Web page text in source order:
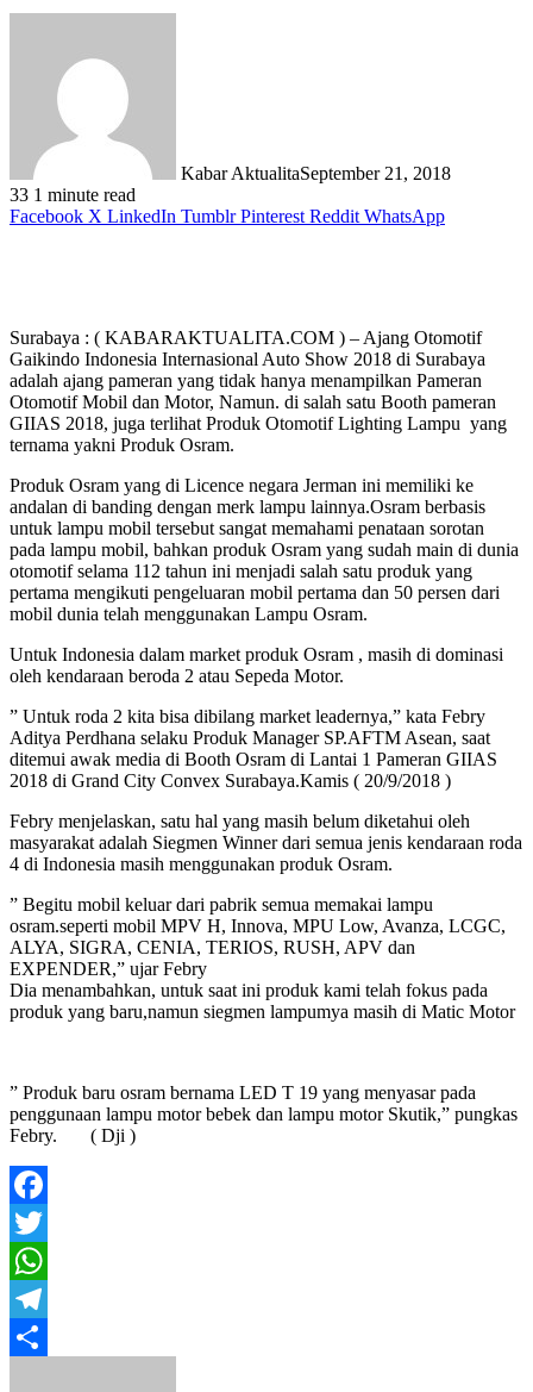
Kabar AktualitaSeptember 21, 2018
33 1 minute read
Facebook X LinkedIn Tumblr Pinterest Reddit WhatsApp
Surabaya : ( KABARAKTUALITA.COM ) – Ajang Otomotif
Gaikindo Indonesia Internasional Auto Show 2018 di Surabaya
adalah ajang pameran yang tidak hanya menampilkan Pameran
Otomotif Mobil dan Motor, Namun. di salah satu Booth pameran
GIIAS 2018, juga terlihat Produk Otomotif Lighting Lampu yang
ternama yakni Produk Osram.
Produk Osram yang di Licence negara Jerman ini memiliki ke
andalan di banding dengan merk lampu lainnya.Osram berbasis
untuk lampu mobil tersebut sangat memahami penataan sorotan
pada lampu mobil, bahkan produk Osram yang sudah main di dunia
otomotif selama 112 tahun ini menjadi salah satu produk yang
pertama mengikuti pengeluaran mobil pertama dan 50 persen dari
mobil dunia telah menggunakan Lampu Osram.
Untuk Indonesia dalam market produk Osram , masih di dominasi
oleh kendaraan beroda 2 atau Sepeda Motor.
” Untuk roda 2 kita bisa dibilang market leadernya,” kata Febry
Aditya Perdhana selaku Produk Manager SP.AFTM Asean, saat
ditemui awak media di Booth Osram di Lantai 1 Pameran GIIAS
2018 di Grand City Convex Surabaya.Kamis ( 20/9/2018 )
Febry menjelaskan, satu hal yang masih belum diketahui oleh
masyarakat adalah Siegmen Winner dari semua jenis kendaraan roda
4 di Indonesia masih menggunakan produk Osram.
” Begitu mobil keluar dari pabrik semua memakai lampu
osram.seperti mobil MPV H, Innova, MPU Low, Avanza, LCGC,
ALYA, SIGRA, CENIA, TERIOS, RUSH, APV dan
EXPENDER,” ujar Febry
Dia menambahkan, untuk saat ini produk kami telah fokus pada
produk yang baru,namun siegmen lampumya masih di Matic Motor
” Produk baru osram bernama LED T 19 yang menyasar pada
penggunaan lampu motor bebek dan lampu motor Skutik,” pungkas
Febry. ( Dji )
Facebook
Twitter
WhatsApp
Telegram